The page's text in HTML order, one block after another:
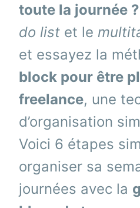
toute la journée ?
do list et le
et essayez la
block pour être
freelance, une
d’organisation
Voici 6 étapes
organiser sa
journées avec la